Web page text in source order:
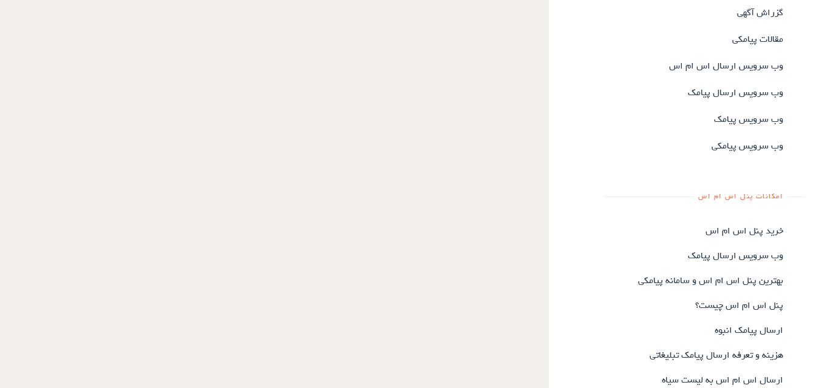
گزراش آگهی
مقالات پیامکی
وب سرویس ارسال اس ام اس
وب سرویس ارسال پیامک
وب سرویس پیامک
وب سرویس پیامکی
امکانات پنل اس ام اس
خرید پنل اس ام اس
وب سرویس ارسال پیامک
بهترین پنل اس ام اس و سامانه پیامکی
پنل اس ام اس چیست؟
ارسال پیامک انبوه
هزینه و تعرفه ارسال پیامک تبلیغاتی
ارسال اس ام اس به لیست سیاه